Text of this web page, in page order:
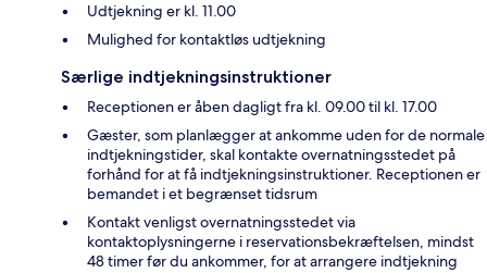
Udtjekning er kl. 11.00
Mulighed for kontaktløs udtjekning
Særlige indtjekningsinstruktioner
Receptionen er åben dagligt fra kl. 09.00 til kl. 17.00
Gæster, som planlægger at ankomme uden for de normale
indtjekningstider, skal kontakte overnatningsstedet på
forhånd for at få indtjekningsinstruktioner. Receptionen er
bemandet i et begrænset tidsrum
Kontakt venligst overnatningsstedet via
kontaktoplysningerne i reservationsbekræftelsen, mindst
48 timer før du ankommer, for at arrangere indtjekning